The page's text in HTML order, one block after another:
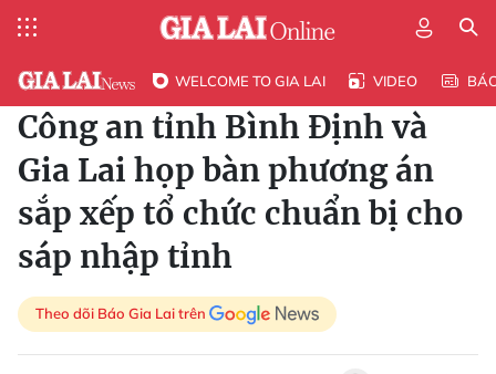
WELCOME TO GIA LAI VIDEO
Công an tỉnh Bình Định và
Gia Lai họp bàn phương án
sắp xếp tổ chức chuẩn bị cho
sáp nhập tỉnh
Theo dõi Báo Gia Lai trên